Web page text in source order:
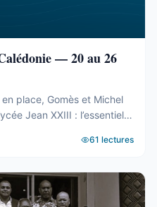
— 20 au 26
place, Gomès et Michel
Jean XXIII : l’essentiel
61 lectures